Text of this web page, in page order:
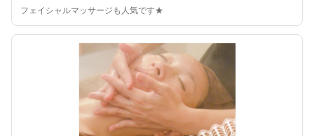
フェイシャルマッサージも人気です★